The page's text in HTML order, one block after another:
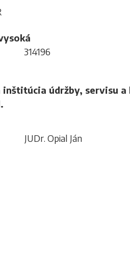
314196
inštitúcia údržby, servisu
JUDr. Opial Ján